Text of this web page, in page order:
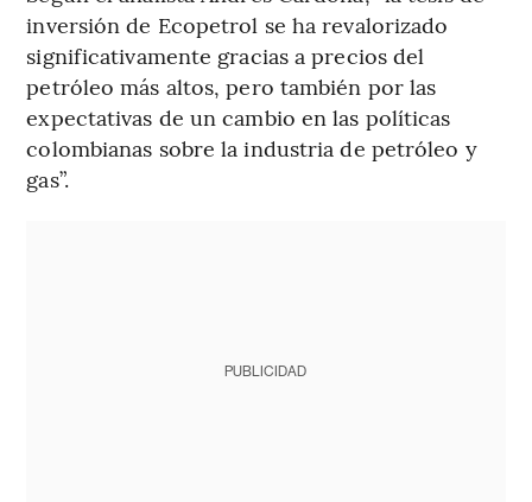
inversión de Ecopetrol se ha revalorizado
significativamente gracias a precios del
petróleo más altos, pero también por las
expectativas de un cambio en las políticas
colombianas sobre la industria de petróleo y
gas”.
PUBLICIDAD